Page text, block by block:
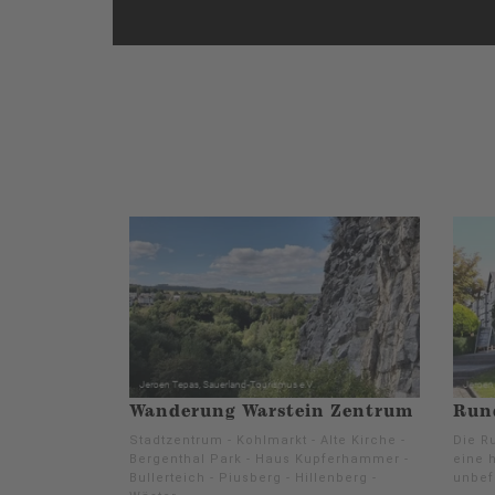
Wanderung Warstein Zentrum
Stadtzentrum - Kohlmarkt - Alte Kirche -
Bergenthal Park - Haus Kupferhammer -
Bullerteich - Piusberg - Hillenberg -
Die
eine